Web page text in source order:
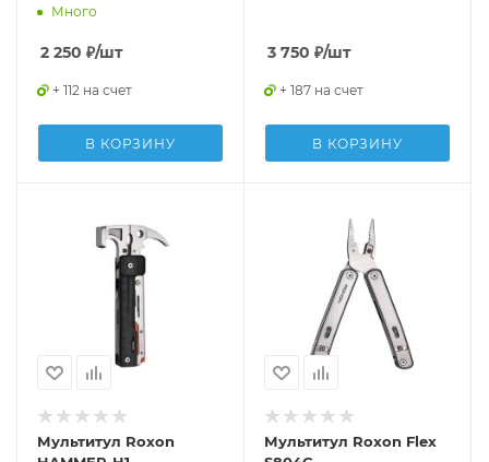
Много
2 250 ₽/шт
+ 112 на счет
В КОРЗИНУ
3 750 ₽/шт
+ 187 на счет
В КОРЗИНУ
Мультитул Roxon
Мультитул Roxon Flex